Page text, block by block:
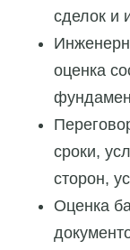
сделок и
оценка
сроки,
сторон,
Оценка